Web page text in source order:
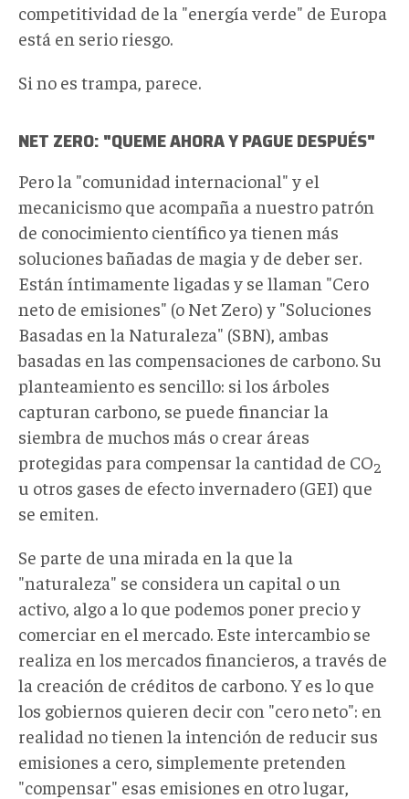
competitividad de la "energía verde" de Europa
está en serio riesgo.
Si no es trampa, parece.
NET ZERO: "QUEME AHORA Y PAGUE DESPUÉS"
Pero la "comunidad internacional" y el
mecanicismo que acompaña a nuestro patrón
de conocimiento científico ya tienen más
soluciones bañadas de magia y de deber ser.
Están íntimamente ligadas y se llaman "Cero
neto de emisiones" (o Net Zero) y "Soluciones
Basadas en la Naturaleza" (SBN), ambas
basadas en las compensaciones de carbono. Su
planteamiento es sencillo: si los árboles
capturan carbono, se puede financiar la
siembra de muchos más o crear áreas
protegidas para compensar la cantidad de CO2
u otros gases de efecto invernadero (GEI) que
se emiten.
Se parte de una mirada en la que la
"naturaleza" se considera un capital o un
activo, algo a lo que podemos poner precio y
comerciar en el mercado. Este intercambio se
realiza en los mercados financieros, a través de
la creación de créditos de carbono. Y es lo que
los gobiernos quieren decir con "cero neto": en
realidad no tienen la intención de reducir sus
emisiones a cero, simplemente pretenden
"compensar" esas emisiones en otro lugar,